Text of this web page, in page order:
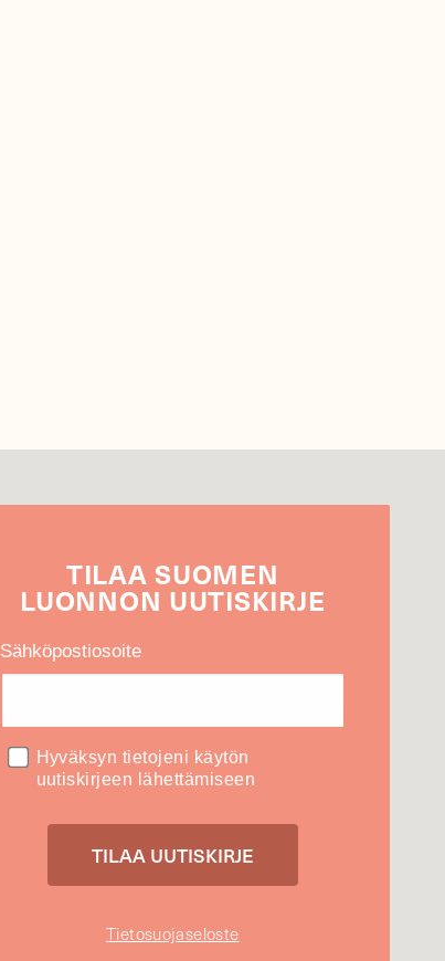
TILAASUOMEN
LUONNON UUTIS­KIRJE
Sähköpostiosoite
Hyväksyn tietojeni käytön
uutiskirjeen lähettämiseen
Tietosuojaseloste